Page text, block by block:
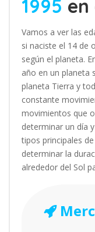
1995
Vamos a ver las
si naciste el 14 de
según el planeta.
año en un planeta
planeta Tierra y
constante
movimientos que
determinar un día
tipos principales
determinar la
alrededor del Sol